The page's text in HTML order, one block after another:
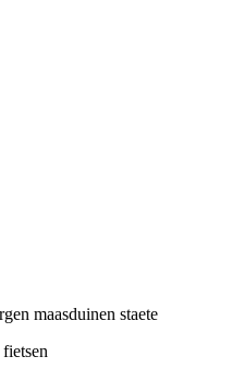
maasduinen staete